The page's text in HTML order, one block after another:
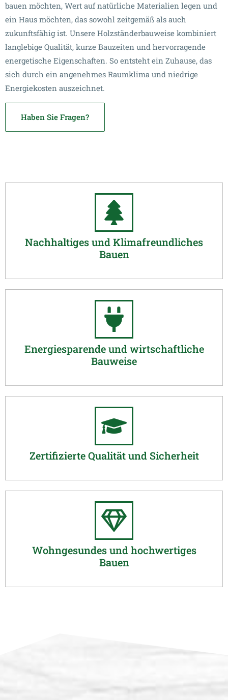
bauen möchten, Wert auf natürliche Materialien legen und
ein Haus möchten, das sowohl zeitgemäß als auch
zukunftsfähig ist. Unsere Holzständerbauweise kombiniert
langlebige Qualität, kurze Bauzeiten und hervorragende
energetische Eigenschaften. So entsteht ein Zuhause, das
sich durch ein angenehmes Raumklima und niedrige
Energiekosten auszeichnet.
Haben Sie Fragen?
Nachhaltiges und Klimafreundliches
Bauen
Energiesparende und wirtschaftliche
Bauweise
Zertifizierte Qualität und Sicherheit
Wohngesundes und hochwertiges
Bauen